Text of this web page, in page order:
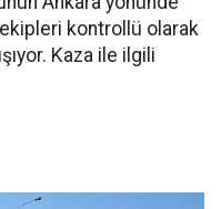
kontrollü olarak
Kaza ile ilgili